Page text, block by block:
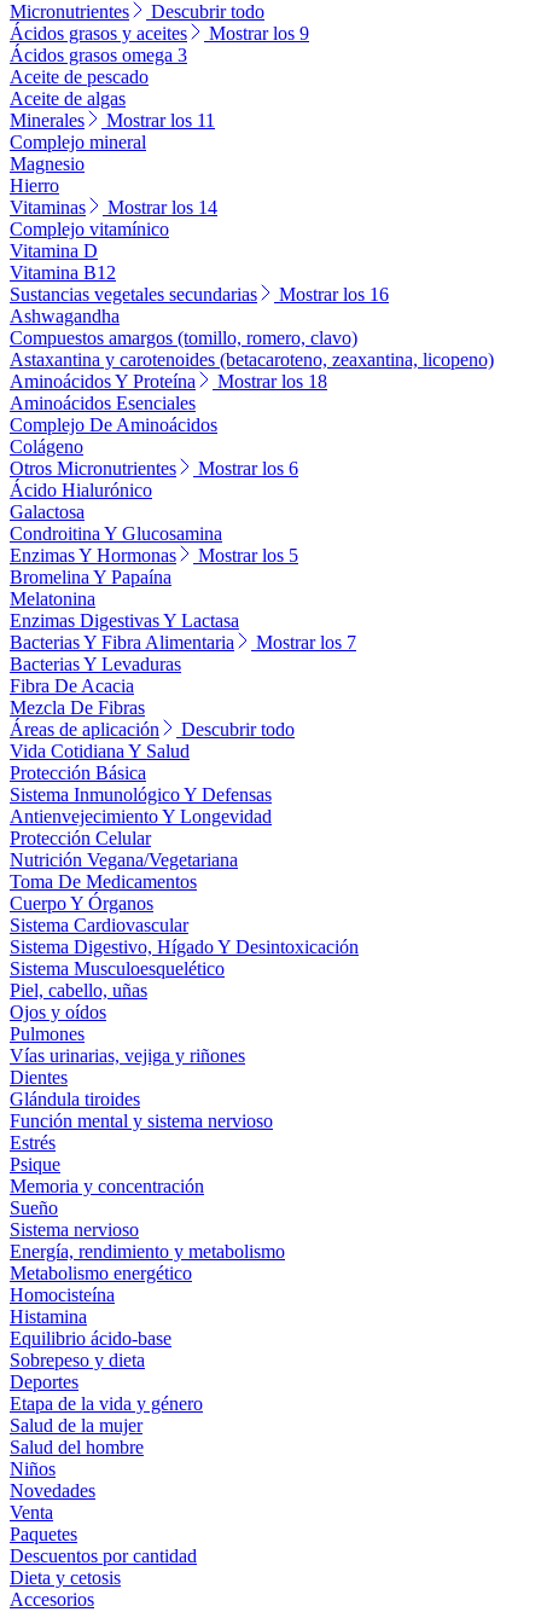
Micronutrientes
Descubrir todo
Ácidos grasos y aceites
Mostrar los 9
Ácidos grasos omega 3
Aceite de pescado
Aceite de algas
Minerales
Mostrar los 11
Complejo mineral
Magnesio
Hierro
Vitaminas
Mostrar los 14
Complejo vitamínico
Vitamina D
Vitamina B12
Sustancias vegetales secundarias
Mostrar los 16
Ashwagandha
Compuestos amargos (tomillo, romero, clavo)
Astaxantina y carotenoides (betacaroteno, zeaxantina, licopeno)
Aminoácidos Y Proteína
Mostrar los 18
Aminoácidos Esenciales
Complejo De Aminoácidos
Colágeno
Otros Micronutrientes
Mostrar los 6
Ácido Hialurónico
Galactosa
Condroitina Y Glucosamina
Enzimas Y Hormonas
Mostrar los 5
Bromelina Y Papaína
Melatonina
Enzimas Digestivas Y Lactasa
Bacterias Y Fibra Alimentaria
Mostrar los 7
Bacterias Y Levaduras
Fibra De Acacia
Mezcla De Fibras
Áreas de aplicación
Descubrir todo
Vida Cotidiana Y Salud
Protección Básica
Sistema Inmunológico Y Defensas
Antienvejecimiento Y Longevidad
Protección Celular
Nutrición Vegana/Vegetariana
Toma De Medicamentos
Cuerpo Y Órganos
Sistema Cardiovascular
Sistema Digestivo, Hígado Y Desintoxicación
Sistema Musculoesquelético
Piel, cabello, uñas
Ojos y oídos
Pulmones
Vías urinarias, vejiga y riñones
Dientes
Glándula tiroides
Función mental y sistema nervioso
Estrés
Psique
Memoria y concentración
Sueño
Sistema nervioso
Energía, rendimiento y metabolismo
Metabolismo energético
Homocisteína
Histamina
Equilibrio ácido-base
Sobrepeso y dieta
Deportes
Etapa de la vida y género
Salud de la mujer
Salud del hombre
Niños
Novedades
Venta
Paquetes
Descuentos por cantidad
Dieta y cetosis
Accesorios